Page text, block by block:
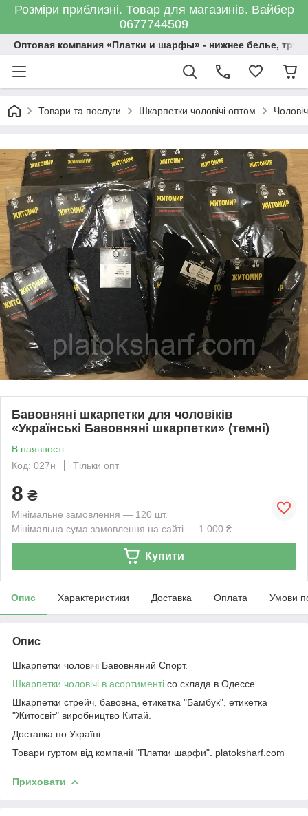
Розміри приблизні. Товар для магазинів. Вайбер
0677744509
Оптовая компания «Платки и шарфы» - нижнее белье,
Товари та послуги Шкарпетки чоловічі оптом
Бавовняні шкарпетки для чоловіків
«Українські Бавовняні шкарпетки» (темні)
В наявності
Код: 027н
Тільки опт
8 ₴
Мінімальне замовлення — 120 шт.
Мінімальна сума замовлення на сайті — 1 000 ₴
Купити
Опис Характеристики Доставка Оплата Умови
Опис
Шкарпетки чоловічі Бавовняний Спорт.
Шкарпетки чоловічі в асортименті со склада в Одессе.
Шкарпетки стрейч, бавовна, етикетка "Бамбук", етикетка
"Житосвіт" виробництво Китай.
Доставка по Україні.
Товари гуртом від компанії "Платки шарфи". platoksharf.com
Приховати